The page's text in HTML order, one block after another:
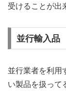
受けることが出
並行輸入品
並行業者を利用
い製品を扱って